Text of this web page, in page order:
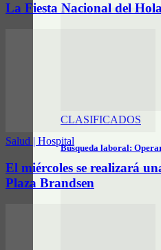
CLASIFICADOS
Búsqueda laboral:
La Fiesta Nacional del
Salud | Hospital
El miércoles se realizará
Plaza Brandsen